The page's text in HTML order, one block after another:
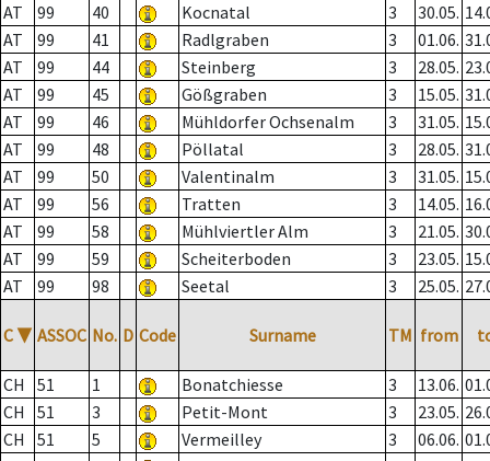
AT
99 40 Kocnatal 3 30.05.
AT
99 41 Radlgraben 3 01.06.
AT
99 44 Steinberg 3 28.05.
AT
99 45 Gößgraben 3 15.05.
AT
99 46 Mühldorfer Ochsenalm 3 31.05.
AT
99 48 Pöllatal 3 28.05.
AT
99 50 Valentinalm 3 31.05.
AT
99 56 Tratten 3 14.05.
AT
99 58 Mühlviertler Alm 3 21.05.
AT
99 59 Scheiterboden 3 23.05.
AT
99 98 Seetal 3 25.05.
C ▼ ASSOC No. D Code Surname TM from
CH 51 1 Bonatchiesse 3 13.06.
CH
51 3 Petit-Mont 3 23.05.
CH
51 5 Vermeilley 3 06.06.